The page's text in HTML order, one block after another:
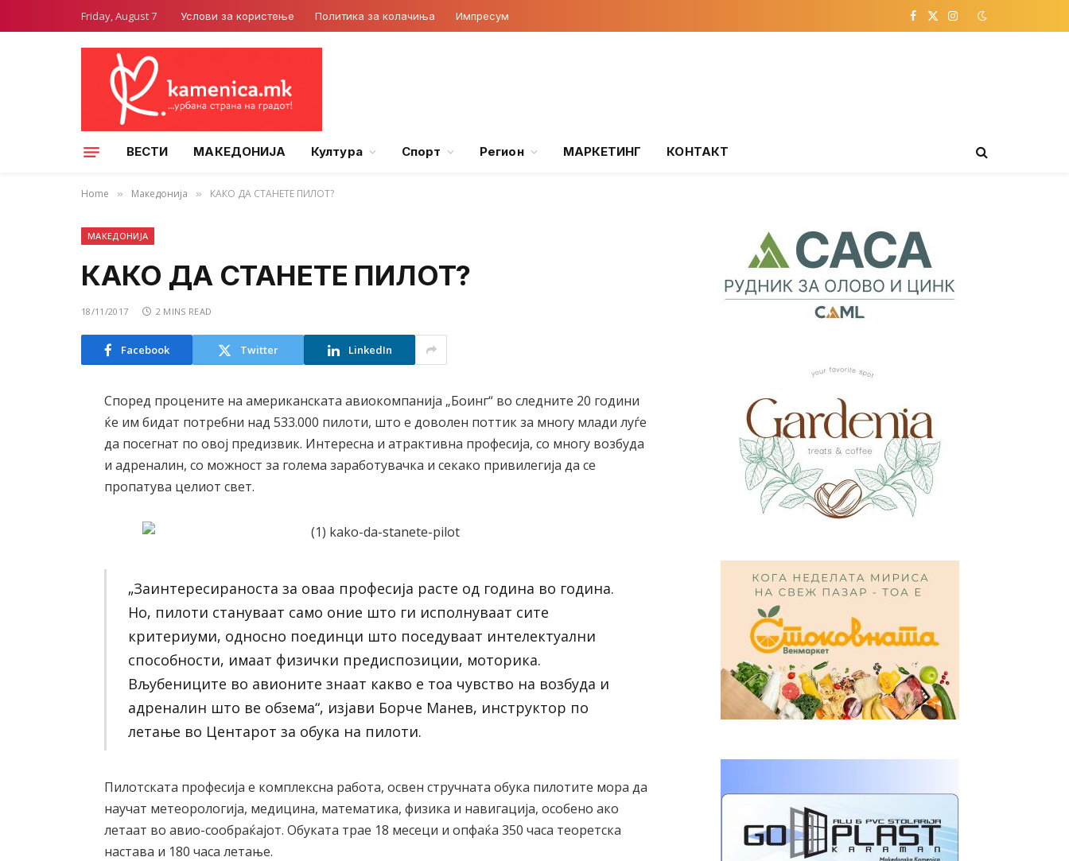
Friday, August 7 Услови за користење Политика за колачиња Импресум Facebook
X
Instagram
ВЕСТИ МАКЕДОНИЈА Култура Спорт Регион МАРКЕТИНГ КОНТАКТ
Home » Македонија » КАКО ДА СТАНЕТЕ ПИЛОТ?
МАКЕДОНИЈА
КАКО ДА СТАНЕТЕ ПИЛОТ?
18/11/2017 2 MINS READ
Facebook Twitter LinkedIn
Според процените на американската авиокомпанија „Боинг“ во следните 20 години
ќе им бидат потребни над 533.000 пилоти, што е доволен поттик за многу млади луѓе
да посегнат по овој предизвик. Интересна и атрактивна професија, со многу возбуда
и адреналин, со можност за голема заработувачка и секако привилегија да се
пропатува целиот свет.
„Заинтересираноста за оваа професија расте од година во година.
Но, пилоти стануваат само оние што ги исполнуваат сите
критериуми, односно поединци што поседуваат интелектуални
способности, имаат физички предиспозиции, моторика.
Вљубениците во авионите знаат какво е тоа чувство на возбуда и
адреналин што ве обзема“, изјави Борче Манев, инструктор по
летање во Центарот за обука на пилоти.
Пилотската професија е комплексна работа, освен стручната обука пилотите мора да
научат метеорологија, медицина, математика, физика и навигација, особено ако
летаат во авио-сообраќајот. Обуката трае 18 месеци и опфаќа 350 часа теоретска
настава и 180 часа летање.